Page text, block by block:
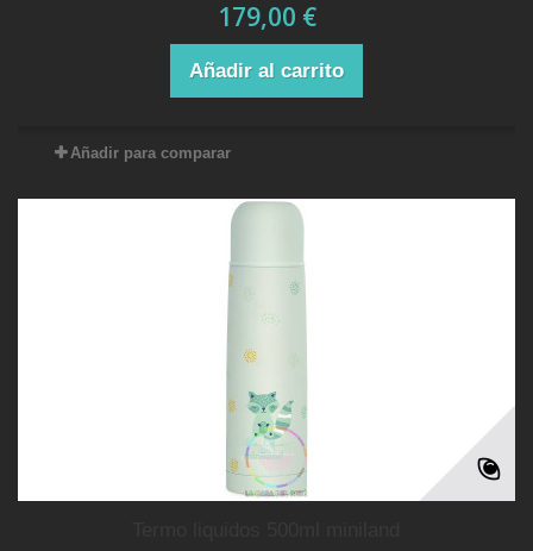
179,00 €
Añadir al carrito
Añadir para comparar